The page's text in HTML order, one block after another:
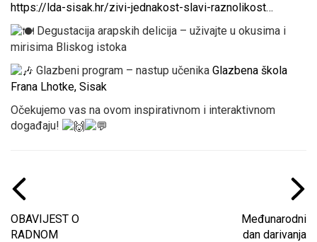
https://lda-sisak.hr/zivi-jednakost-slavi-raznolikost…
Degustacija arapskih delicija – uživajte u okusima i
mirisima Bliskog istoka
Glazbeni program – nastup učenika Glazbena škola
Frana Lhotke, Sisak
Očekujemo vas na ovom inspirativnom i interaktivnom
događaju!
OBAVIJEST O
RADNOM
Međunarodni
dan darivanja